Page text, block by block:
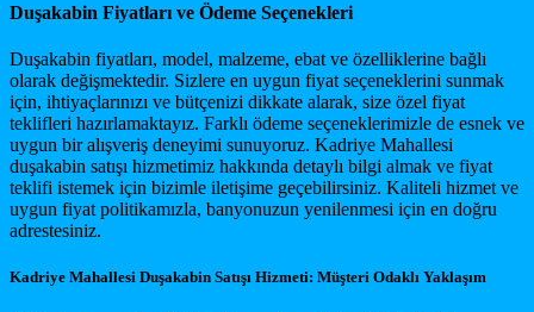
Duşakabin Fiyatları ve Ödeme Seçenekleri
Duşakabin fiyatları, model, malzeme, ebat ve özelliklerine bağlı
olarak değişmektedir. Sizlere en uygun fiyat seçeneklerini sunmak
için, ihtiyaçlarınızı ve bütçenizi dikkate alarak, size özel fiyat
teklifleri hazırlamaktayız. Farklı ödeme seçeneklerimizle de esnek ve
uygun bir alışveriş deneyimi sunuyoruz. Kadriye Mahallesi
duşakabin satışı hizmetimiz hakkında detaylı bilgi almak ve fiyat
teklifi istemek için bizimle iletişime geçebilirsiniz. Kaliteli hizmet ve
uygun fiyat politikamızla, banyonuzun yenilenmesi için en doğru
adrestesiniz.
Kadriye Mahallesi Duşakabin Satışı Hizmeti: Müşteri Odaklı Yaklaşım